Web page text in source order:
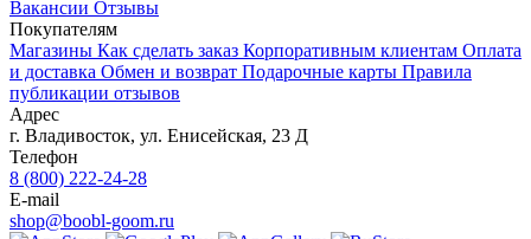
Вакансии Отзывы
Покупателям
Магазины Как сделать заказ Корпоративным клиентам Оплата
и доставка Обмен и возврат Подарочные карты Правила
публикации отзывов
Адрес
г. Владивосток, ул. Енисейская, 23 Д
Телефон
8 (800) 222-24-28
E-mail
shop@boobl-goom.ru